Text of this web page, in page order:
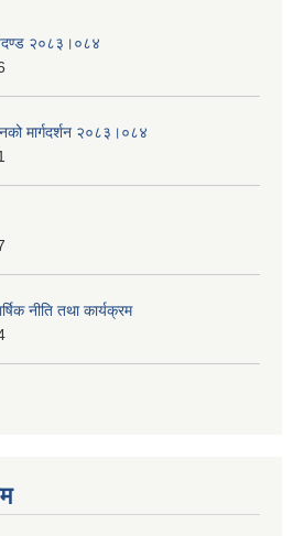
२०८३।०८४
मार्गदर्शन २०८३।०८४
नीति तथा कार्यक्रम